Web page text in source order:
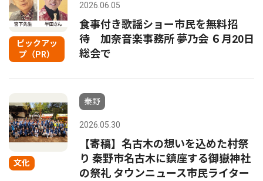
ピックアッ
プ（PR）
2026.06.05
食事付き歌謡ショー市民を無料招
待 加奈音楽事務所 夢乃会 ６月20日
総会で
文化
秦野
2026.05.30
【寄稿】名古木の想いを込めた村祭
り 秦野市名古木に鎮座する御嶽神社
の祭礼 タウンニュース市民ライター